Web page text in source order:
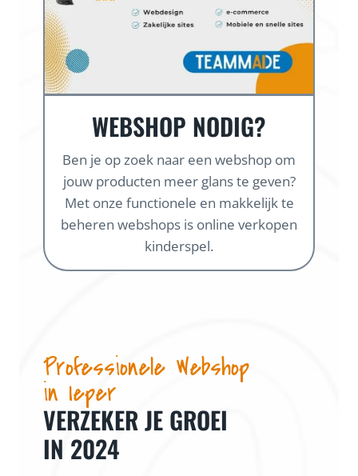
WEBSHOP NODIG?
Ben je op zoek naar een webshop om
jouw producten meer glans te geven?
Met onze functionele en makkelijk te
beheren webshops is online verkopen
kinderspel.
Professionele Webshop
in Ieper
VERZEKER JE GROEI
IN 2024